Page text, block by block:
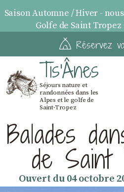
Saison Automne / Hiver -
Golfe de Saint Tropez
Réservez
Tis'Ânes
Séjours nature et
randonnées dans les
Alpes et le golfe de
Saint-Tropez
Balades
de Saint
Ouvert du 04 octobre